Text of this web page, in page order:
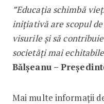
”Educația schimbă
inițiativă are scopul
visurile și să
societăți mai
Bălșeanu –
Mai multe informații